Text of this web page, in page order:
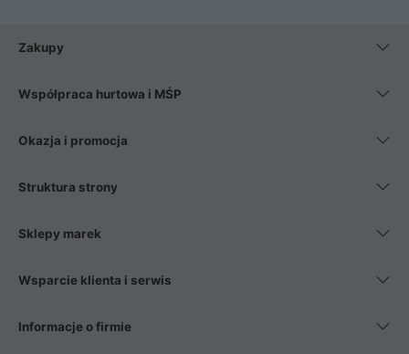
Zakupy
Współpraca hurtowa i MŚP
Okazja i promocja
Struktura strony
Sklepy marek
Wsparcie klienta i serwis
Informacje o firmie